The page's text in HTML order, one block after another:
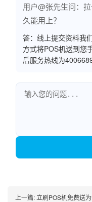
用户@张先生问：
久能用上？
答：线上提交资料我
方式将POS机送到您
后服务热线为
上一篇: 立刷POS机免费送